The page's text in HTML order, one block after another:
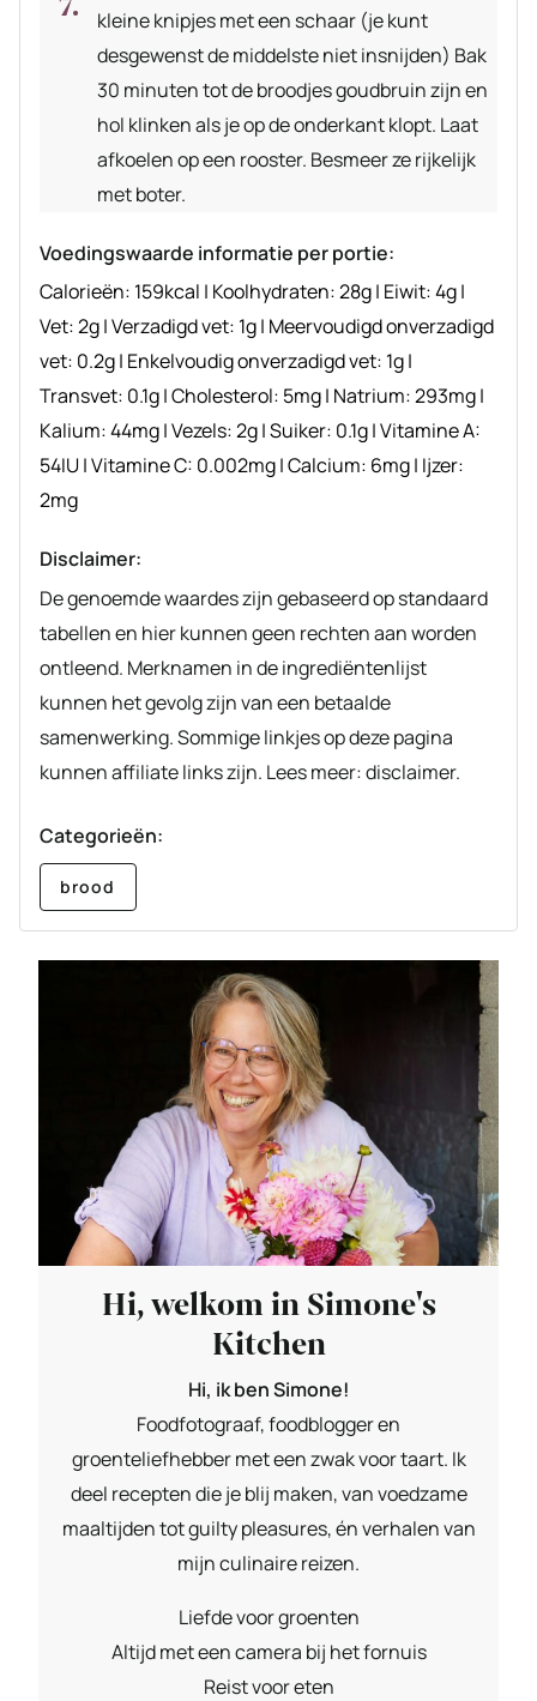
kleine knipjes met een schaar (je kunt
desgewenst de middelste niet insnijden) Bak
30 minuten tot de broodjes goudbruin zijn en
hol klinken als je op de onderkant klopt. Laat
afkoelen op een rooster. Besmeer ze rijkelijk
met boter.
Voedingswaarde informatie per portie:
Calorieën: 159kcal | Koolhydraten:28g| Eiwit:4g|
Vet:2g|Verzadigd vet: 1g| Meervoudigd onverzadigd
vet: 0.2g| Enkelvoudig onverzadigd vet: 1g|
Transvet: 0.1g|Cholesterol: 5mg| Natrium:293mg|
Kalium:44mg|Vezels:2g|Suiker: 0.1g|Vitamine A:
54IU|Vitamine C: 0.002mg|Calcium: 6mg| Ijzer:
2mg
Disclaimer:
De genoemde waardes zijn gebaseerd op standaard
tabellen en hier kunnen geen rechten aan worden
ontleend. Merknamen in de ingrediëntenlijst
kunnen het gevolg zijn van een betaalde
samenwerking. Sommige linkjes op deze pagina
kunnen affiliate links zijn. Lees meer: disclaimer.
Categorieën:
brood
Hi, welkom in Simone's
Kitchen
Hi, ik ben Simone!
Foodfotograaf, foodblogger en
groenteliefhebber met een zwak voor taart. Ik
deel recepten die je blij maken, van voedzame
maaltijden tot guilty pleasures, én verhalen van
mijn culinaire reizen.
Liefde voor groenten
Altijd met een camera bij het fornuis
Reist voor eten